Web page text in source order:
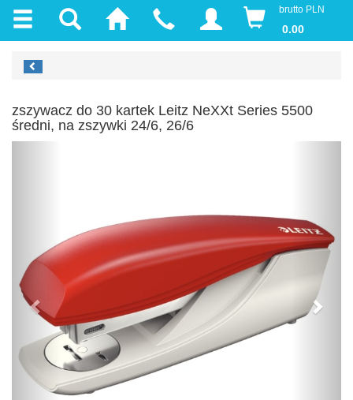
brutto PLN
0.00
zszywacz do 30 kartek Leitz NeXXt Series 5500
średni, na zszywki 24/6, 26/6